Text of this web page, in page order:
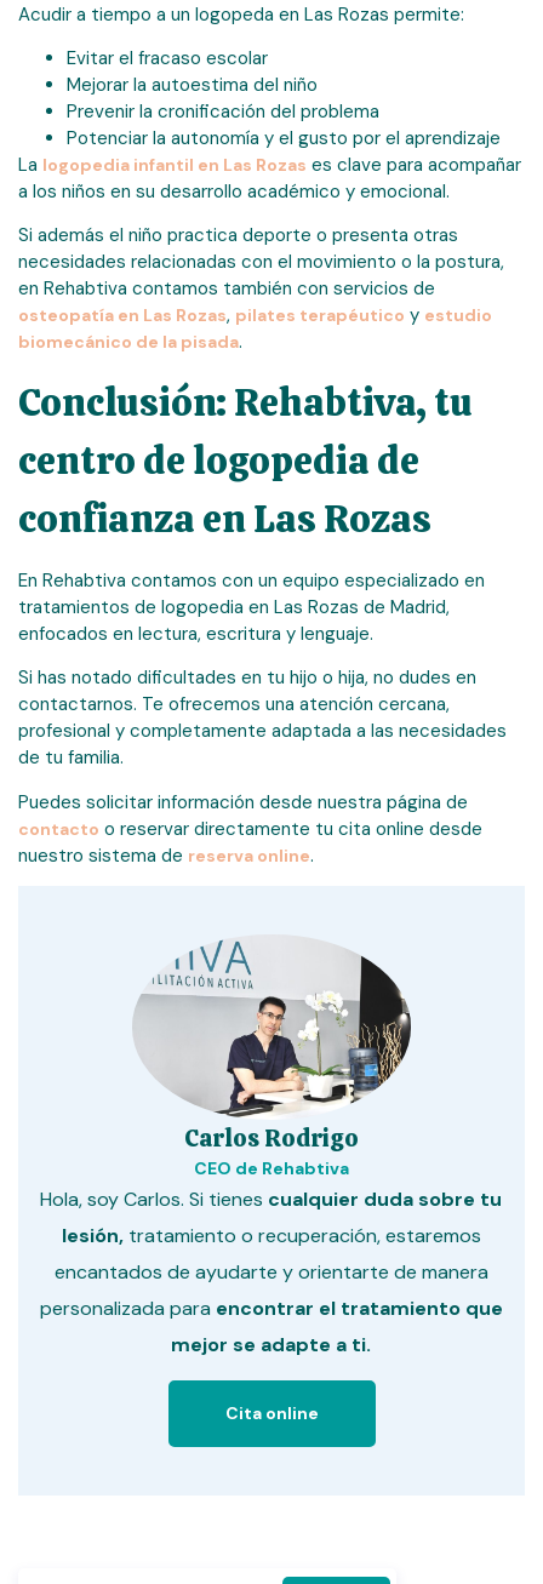
Acudir a tiempo a un logopeda en Las Rozas permite:
Evitar el fracaso escolar
Mejorar la autoestima del niño
Prevenir la cronificación del problema
Potenciar la autonomía y el gusto por el aprendizaje
La logopedia infantil en Las Rozas es clave para acompañar
a los niños en su desarrollo académico y emocional.
Si además el niño practica deporte o presenta otras
necesidades relacionadas con el movimiento o la postura,
en Rehabtiva contamos también con servicios de
osteopatía en Las Rozas, pilates terapéutico y estudio
biomecánico de la pisada.
Conclusión: Rehabtiva, tu
centro de logopedia de
confianza en Las Rozas
En Rehabtiva contamos con un equipo especializado en
tratamientos de logopedia en Las Rozas de Madrid,
enfocados en lectura, escritura y lenguaje.
Si has notado dificultades en tu hijo o hija, no dudes en
contactarnos. Te ofrecemos una atención cercana,
profesional y completamente adaptada a las necesidades
de tu familia.
Puedes solicitar información desde nuestra página de
contacto o reservar directamente tu cita online desde
nuestro sistema de reserva online.
Carlos Rodrigo
CEO de Rehabtiva
Hola, soy Carlos. Si tienes cualquier duda sobre tu
lesión, tratamiento o recuperación, estaremos
encantados de ayudarte y orientarte de manera
personalizada para encontrar el tratamiento que
mejor se adapte a ti.
Cita online